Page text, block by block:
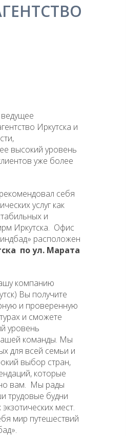
Иркутска и
высокий уровень
уже более
себя
услуг как
и
Иркутска. Офис
расположен
по ул. Марата
компанию
Вы получите
и проверенную
и сможете
уровень
команды. Мы
для всей семьи и
выбор стран,
которые
вам. Мы рады
трудовые будни
мест.
мир путешествий